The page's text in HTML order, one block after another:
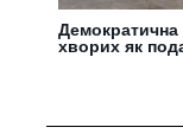
Демократична
хворих як